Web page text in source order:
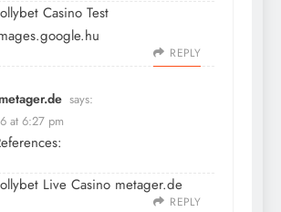
Casino Test
REPLY
metager.de says:
at 6:27 pm
Live Casino metager.de
REPLY